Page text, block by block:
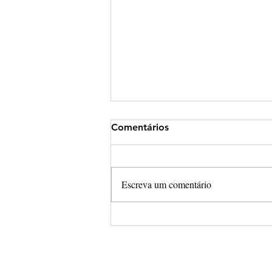
Comentários
Escreva um comentário